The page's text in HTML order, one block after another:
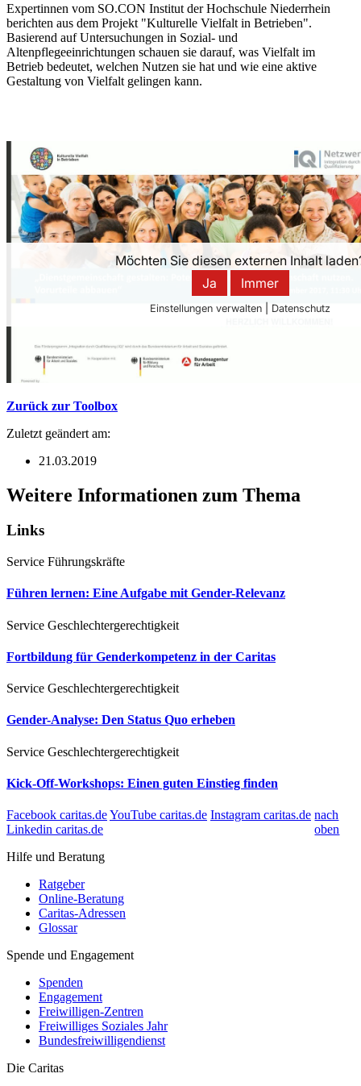
Expertinnen vom SO.CON Institut der Hochschule Niederrhein
berichten aus dem Projekt "Kulturelle Vielfalt in Betrieben".
Basierend auf Untersuchungen in Sozial- und
Altenpflegeeinrichtungen schauen sie darauf, was Vielfalt im
Betrieb bedeutet, welchen Nutzen sie hat und wie eine aktive
Gestaltung von Vielfalt gelingen kann.
Zurück zur Toolbox
Zuletzt geändert am:
21.03.2019
Weitere Informationen zum Thema
Links
Service Führungskräfte
Führen lernen: Eine Aufgabe mit Gender-Relevanz
Service Geschlechtergerechtigkeit
Fortbildung für Genderkompetenz in der Caritas
Service Geschlechtergerechtigkeit
Gender-Analyse: Den Status Quo erheben
Service Geschlechtergerechtigkeit
Kick-Off-Workshops: Einen guten Einstieg finden
Facebook caritas.deYouTube caritas.de Instagram caritas.de
Linkedin caritas.de
nach
oben
Hilfe und Beratung
Ratgeber
Online-Beratung
Caritas-Adressen
Glossar
Spende und Engagement
Spenden
Engagement
Freiwilligen-Zentren
Freiwilliges Soziales Jahr
Bundesfreiwilligendienst
Die Caritas